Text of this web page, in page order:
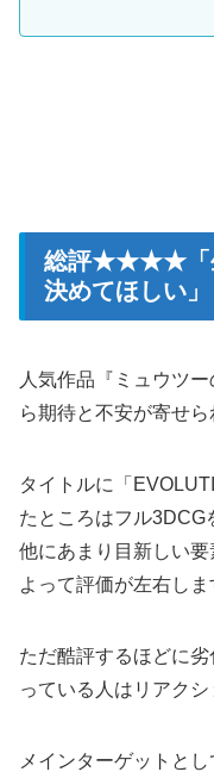
総評★★★★「
決めてほしい」
人気作品『ミュウツ
ら期待と不安が寄せら
タイトルに「
たところはフル3DCG
他にあまり目新しい
よって評価が左右しま
ただ酷評するほどに
っている人はリアクシ
メインターゲットと